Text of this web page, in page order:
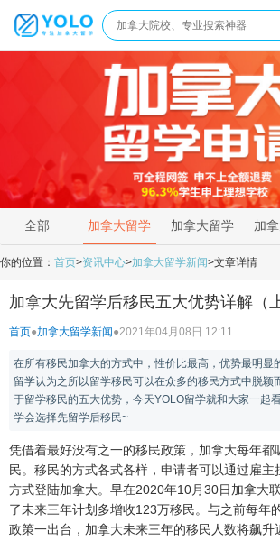
全部 加拿大留学
新闻
加拿大留学
资讯
加
你的位置： 首页>资讯中心>加拿大留学新闻>文章详情
加拿大先留学后移民五大优势详解（
首页●加拿大留学新闻●2021年04月08日 12:11
在所有移民加拿大的方式中，性价比最高，优势最明显
留学认为之所以留学移民可以在众多的移民方式中脱颖
于留学移民的五大优势，今天YOLO留学就和大家一起
学会选择先留学后移民~
凭借着最好没有之一的移民政策，加拿大每年都
民。移民的方式各式各样，申请者可以通过雇主
方式登陆加拿大。早在2020年10月30日加拿大
了未来三年计划多增收123万移民。与之前每年
政策一出台，加拿大未来三年的移民人数将飙升